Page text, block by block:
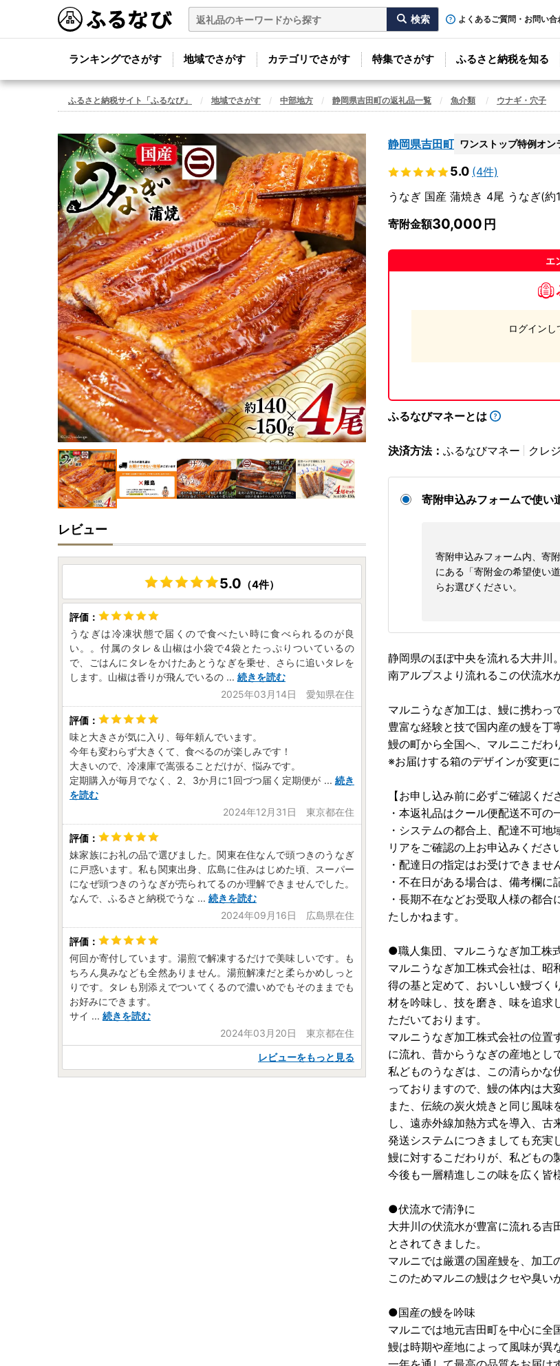
よくあるご質問・お問い合
ランキングでさがす 地域でさがす カテゴリでさがす 特集でさがす ふるさと納税を知る
ふるさと納税サイト「ふるなび」 地域でさがす 中部地方 静岡県吉田町の返礼品一覧 魚介類 ウナギ・穴子
静岡県吉田町 ワンストップ特例オン
5.0 (4件)
うなぎ 国産 蒲焼き 4尾 うなぎ(約
寄附金額30,000
エ
ログインし
ふるなびマネーとは
決済方法： ふるなびマネー クレ
寄附申込みフォームで使い
寄附申込みフォーム内、寄
にある「寄附金の希望使い
らお選びください。
静岡県のほぼ中央を流れる大井川。
南アルプスより流れるこの伏流水
マルニうなぎ加工は、鰻に携わっ
豊富な経験と技で国内産の鰻を丁
鰻の町から全国へ、マルニこだわ
※お届けする箱のデザインが変更
【お申し込み前に必ずご確認くだ
・本返礼品はクール便配送不可の
・システムの都合上、配達不可
リアをご確認の上お申込みくださ
・配達日の指定はお受けできませ
・不在日がある場合は、備考欄に
・長期不在などお受取人様の都
たしかねます。
●職人集団、マルニうなぎ加工株
マルニうなぎ加工株式会社は、
得の基と定めて、おいしい鰻づく
材を吟味し、技を磨き、味を追求
ただいております。
マルニうなぎ加工株式会社の位置
に流れ、昔からうなぎの産地とし
私どものうなぎは、この清らかな
っておりますので、鰻の体内は大
また、伝統の炭火焼きと同じ風
し、遠赤外線加熱方式を導入、古
発送システムにつきましても充実
鰻に対するこだわりが、私どもの
今後も一層精進しこの味を広く皆
●伏流水で清浄に
大井川の伏流水が豊富に流れる吉
とされてきました。
マルニでは厳選の国産鰻を、加工
このためマルニの鰻はクセや臭い
●国産の鰻を吟味
マルニでは地元吉田町を中心に全
鰻は時期や産地によって風味が異
レビュー
5.0 （4件）
うなぎは冷凍状態で届くので食べたい時に食べられるのが良
い。。付属のタレ＆山椒は小袋で4袋とたっぷりついているの
で、ごはんにタレをかけたあとうなぎを乗せ、さらに追いタレを
します。山椒は香りが飛んでいるの ... 続きを読む
2025年03月14日 愛知県在住
味と大きさが気に入り、毎年頼んでいます。
今年も変わらず大きくて、食べるのが楽しみです！
大きいので、冷凍庫で嵩張ることだけが、悩みです。
定期購入が毎月でなく、2、3か月に1回づつ届く定期便が ... 続き
を読む
2024年12月31日 東京都在住
妹家族にお礼の品で選びました。関東在住なんで頭つきのうなぎ
に戸惑います。私も関東出身、広島に住みはじめた頃、スーパー
になぜ頭つきのうなぎが売られてるのか理解できませんでした。
なんで、ふるさと納税でうな ... 続きを読む
2024年09月16日 広島県在住
何回か寄付しています。湯煎で解凍するだけで美味しいです。も
ちろん臭みなども全然ありません。湯煎解凍だと柔らかめしっと
りです。タレも別添えでついてくるので濃いめでもそのままでも
お好みにできます。
サイ ... 続きを読む
2024年03月20日 東京都在住
レビューをもっと見る